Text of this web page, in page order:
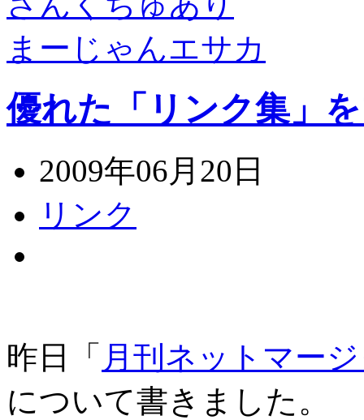
まーじゃんエサカ
優れた「リンク集」
2009年06月20日
リンク
昨日「 月刊ネットマー
について書きました。